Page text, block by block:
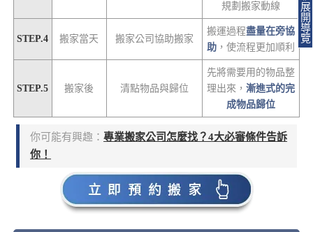
規劃搬家動線
STEP.4 搬家當天 搬家公司協助搬家
搬運過程盡量在旁協
助，使流程更加順利
STEP.5 搬家後 清點物品與歸位
先將需要用的物品整
理出來， 漸進式的完
成物品歸位
你可能有興趣：專業搬家公司怎麼找？4大必審條件告訴
你！
展
開
導
覽